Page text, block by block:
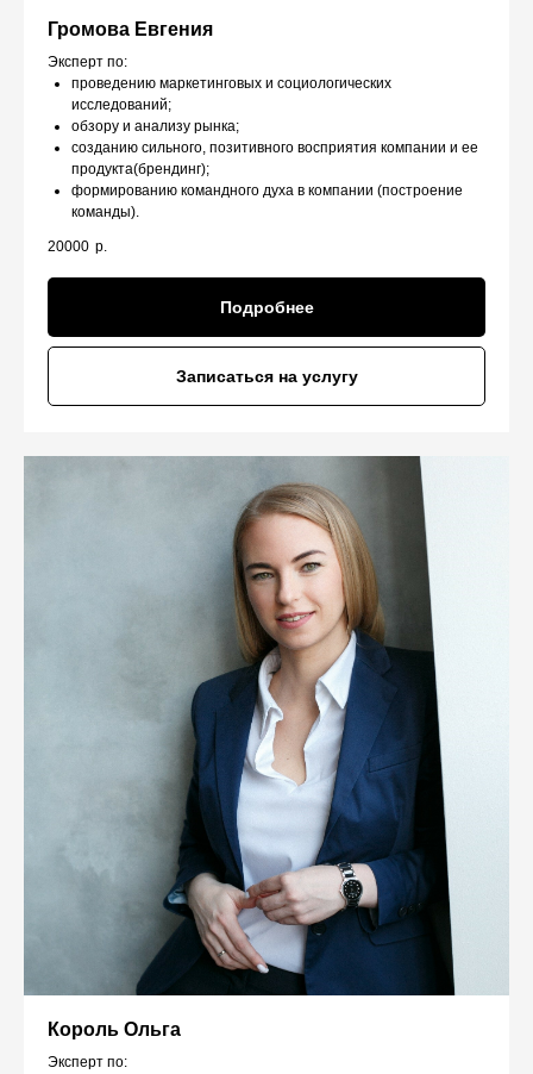
Громова Евгения
Эксперт по:
проведению маркетинговых и социологических
исследований;
обзору и анализу рынка;
созданию сильного, позитивного восприятия компании и ее
продукта(брендинг);
формированию командного духа в компании (построение
команды).
20000 р.
Подробнее
Записаться на услугу
Король Ольга
Эксперт по: